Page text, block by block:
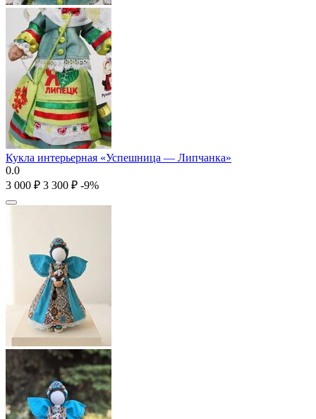
Кукла интерьерная «Успешница — Липчанка»
0.0
3 000 ₽ 3 300 ₽ -9%